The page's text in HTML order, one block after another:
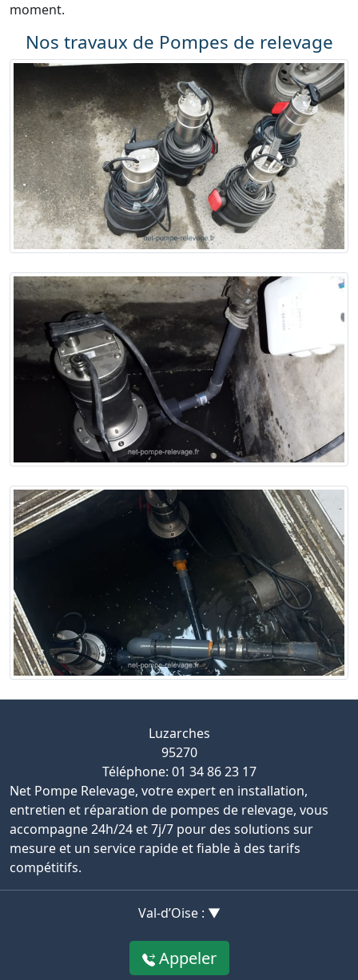
moment.
Nos travaux de Pompes de relevage
Luzarches
95270
Téléphone: 01 34 86 23 17
Net Pompe Relevage, votre expert en installation,
entretien et réparation de pompes de relevage, vous
accompagne 24h/24 et 7j/7 pour des solutions sur
mesure et un service rapide et fiable à des tarifs
compétitifs.
Val-d’Oise : ▼
Appeler